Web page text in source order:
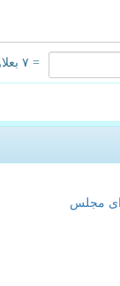
= ۷ بعلاوه ۳
مجلس